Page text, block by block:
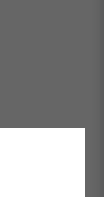
besök
av A&L
mest
finns på